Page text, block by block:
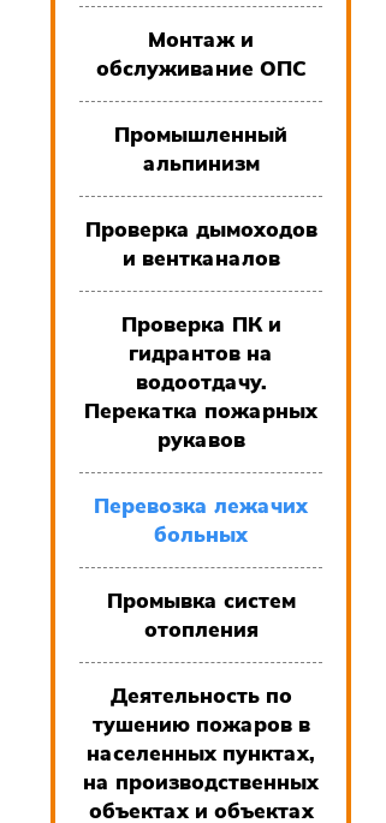
Монтаж и
обслуживание ОПС
Промышленный
альпинизм
Проверка дымоходов
и вентканалов
Проверка ПК и
гидрантов на
водоотдачу.
Перекатка пожарных
рукавов
Перевозка лежачих
больных
Промывка систем
отопления
Деятельность по
тушению пожаров в
населенных пунктах,
на производственных
объектах и объектах